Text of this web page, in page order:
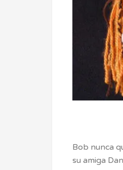
Bob nunca
su amiga